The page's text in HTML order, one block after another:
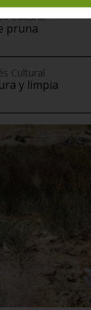
Cultural
pruna
Cultural
y limpia